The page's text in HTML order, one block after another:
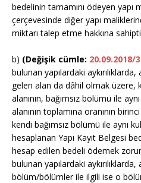
bedelinin tamamını ödeyen yapı
çerçevesinde diğer yapı
miktarı talep etme hakkına
b) (Değişik cümle: 20.09.2018/
bulunan yapılardaki aykırılıklarda,
gelen alan da dâhil olmak üzere,
alanının, bağımsız bölümü ile
alanının toplamına oranının
kendi bağımsız bölümü ile aynı
hesaplanan Yapı Kayıt Belgesi
hesap edilen bedeli ödemek
bulunan yapılardaki aykırılıklarda,
bölüm/bölümler ile ilgili ise o